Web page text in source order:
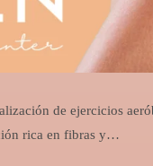
de ejercicios
rica en fibras y…